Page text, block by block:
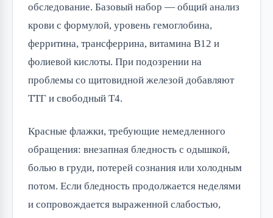
обследование. Базовый набор — общий анализ
крови с формулой, уровень гемоглобина,
ферритина, трансферрина, витамина B12 и
фолиевой кислоты. При подозрении на
проблемы со щитовидной железой добавляют
ТТГ и свободный Т4.
Красные флажки, требующие немедленного
обращения: внезапная бледность с одышкой,
болью в груди, потерей сознания или холодным
потом. Если бледность продолжается неделями
и сопровождается выраженной слабостью,